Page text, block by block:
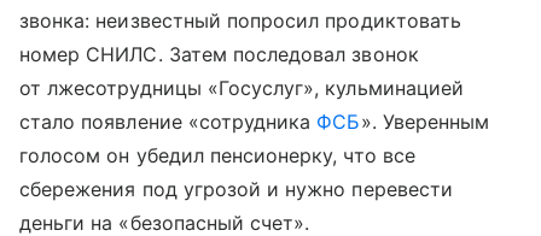
звонка: неизвестный попросил продиктовать
номер СНИЛС. Затем последовал звонок
от лжесотрудницы «Госуслуг», кульминацией
стало появление «сотрудника ФСБ». Уверенным
голосом он убедил пенсионерку, что все
сбережения под угрозой и нужно перевести
деньги на «безопасный счет».